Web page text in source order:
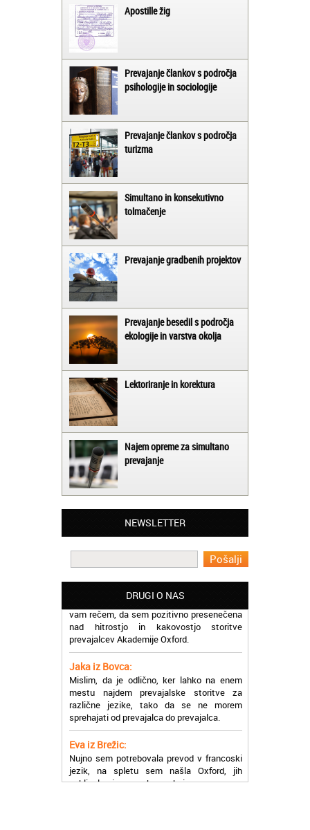
Apostille žig
Prevajanje člankov s področja
psihologije in sociologije
Prevajanje člankov s področja
turizma
Simultano in konsekutivno
tolmačenje
Prevajanje gradbenih projektov
Prevajanje besedil s področja
ekologije in varstva okolja
Lektoriranje in korektura
Najem opreme za simultano
prevajanje
NEWSLETTER
DRUGI O NAS
Matjaž iz Ajdovščine:
Lahko pohvalim vse zaposlene v Akademiji
Martina iz Bleda:
Potrebovala sem prevajanje iz
madžarskega v slovenski jezik in lahko
vam rečem, da sem pozitivno presenečena
prevajalcev Akademije Oxford.
Jaka iz Bovca:
mestu najdem prevajalske storitve za
različne jezike, tako da se ne morem
sprehajati od prevajalca do prevajalca.
Eva iz Brežic:
jezik, na spletu sem našla Oxford, jih
poklicala in v roku nekaj ur sem po
elektronski pošti prejela prevod. Resnično
so izjemni!